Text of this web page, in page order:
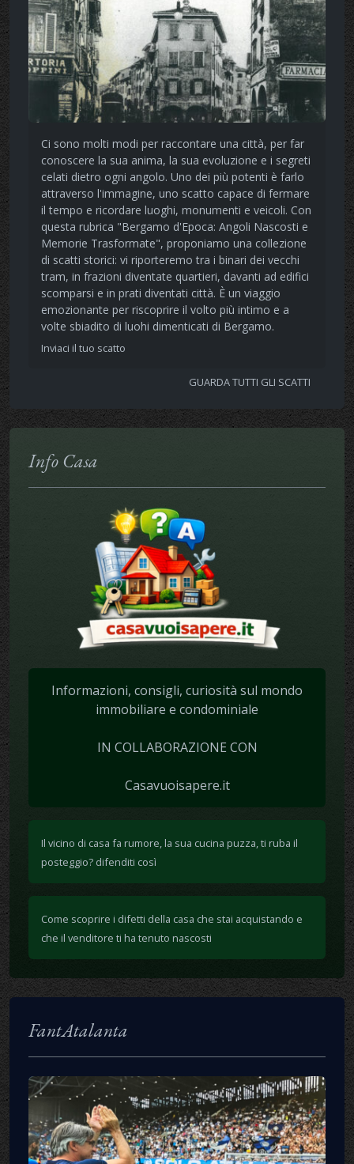
Ci sono molti modi per raccontare una città, per far
conoscere la sua anima, la sua evoluzione e i segreti
celati dietro ogni angolo. Uno dei più potenti è farlo
attraverso l'immagine, uno scatto capace di fermare
il tempo e ricordare luoghi, monumenti e veicoli. Con
questa rubrica "Bergamo d'Epoca: Angoli Nascosti e
Memorie Trasformate", proponiamo una collezione
di scatti storici: vi riporteremo tra i binari dei vecchi
tram, in frazioni diventate quartieri, davanti ad edifici
scomparsi e in prati diventati città. È un viaggio
emozionante per riscoprire il volto più intimo e a
volte sbiadito di luohi dimenticati di Bergamo.
Inviaci il tuo scatto
GUARDA TUTTI GLI SCATTI
Info Casa
Informazioni, consigli, curiosità sul mondo
immobiliare e condominiale
IN COLLABORAZIONE CON
Casavuoisapere.it
Il vicino di casa fa rumore, la sua cucina puzza, ti ruba il
posteggio? difenditi così
Come scoprire i difetti della casa che stai acquistando e
che il venditore ti ha tenuto nascosti
FantAtalanta